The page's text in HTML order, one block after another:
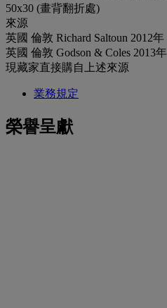
50x30 (畫背翻折處)
來源
英國 倫敦 Richard Saltoun 2012年
英國 倫敦 Godson & Coles 2013年
現藏家直接購自上述來源
業務規定
榮譽呈獻